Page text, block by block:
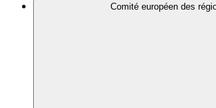
Comité européen des